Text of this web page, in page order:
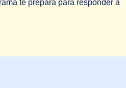
te prepara para responder a